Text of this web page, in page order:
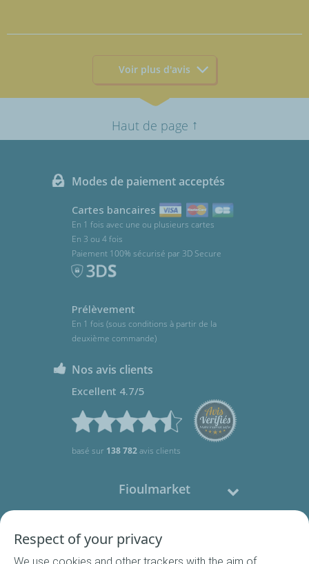
Voir plus d'avis
Haut de page ↑
Modes de paiement acceptés
Cartes bancaires
En 1 fois avec une ou plusieurs cartes
En 3 ou 4 fois
Paiement 100% sécurisé par 3D Secure
Prélèvement
En 1 fois (sous conditions à partir de la
deuxième commande)
Nos avis clients
Excellent 4.7/5
basé sur 138 782avis clients
Fioulmarket
Respect of your privacy